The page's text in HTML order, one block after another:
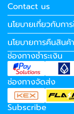
Contact us
นโยบายเกี่ยวกับก
นโยบายการคืนสินค้า
ช่องทางชำระเงิน
ช่องทางจัดส่ง
Subscribe